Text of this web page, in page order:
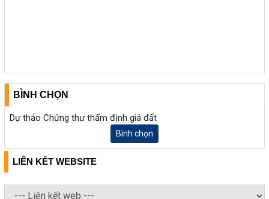
BÌNH CHỌN
Dự thảo Chứng thư thẩm định giá đất
Bình chọn
LIÊN KẾT WEBSITE